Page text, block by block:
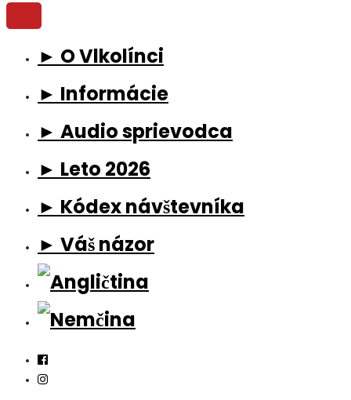
► O Vlkolínci
► Informácie
► Audio sprievodca
► Leto 2026
► Kódex návštevníka
► Váš názor